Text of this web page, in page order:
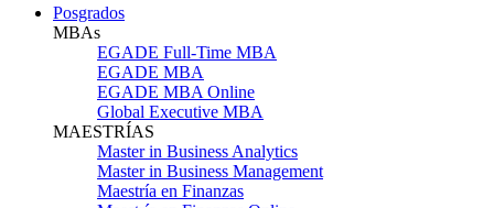
Posgrados
MBAs
EGADE Full-Time MBA
EGADE MBA
EGADE MBA Online
Global Executive MBA
MAESTRÍAS
Master in Business Analytics
Master in Business Management
Maestría en Finanzas